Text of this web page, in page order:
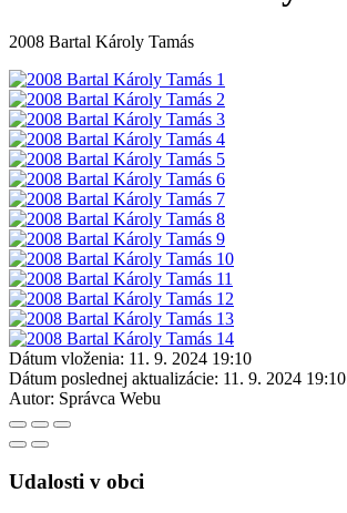
2008 Bartal Károly Tamás
Dátum vloženia: 11. 9. 2024 19:10
Dátum poslednej aktualizácie: 11. 9. 2024 19:10
Autor: Správca Webu
Udalosti v obci